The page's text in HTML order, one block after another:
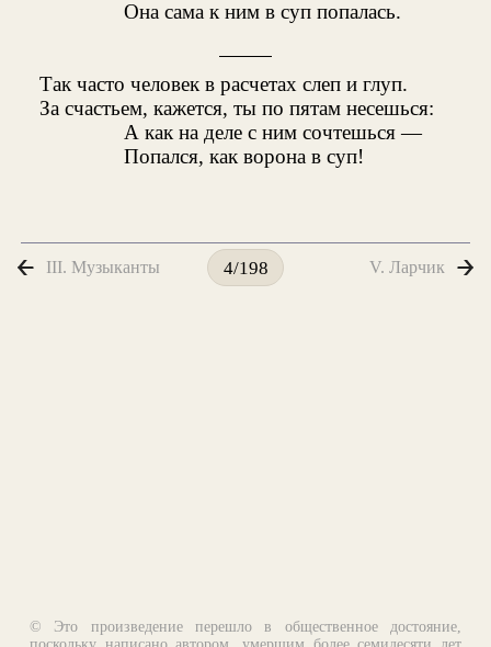
Она сама к ним в суп попалась.
Так часто человек в расчетах слеп и глуп.
За счастьем, кажется, ты по пятам несешься:
А как на деле с ним сочтешься —
Попался, как ворона в суп!
III. Музыканты 4/198 V. Ларчик
© Это произведение перешло в общественное достояние,